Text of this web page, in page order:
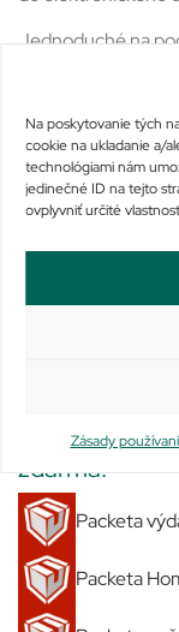
Na poskytovanie tých
cookie na ukladanie a/
technológiami nám
jedinečné ID na tejto
ovplyvniť určité
Zásady
Jednoduché na
vzory pomáha
Jednoduché
byť odoslaná pred
pracovníka alebo
Aplikácia
záruky na
s platnými zákonmi.
Pri nákupe
zdarma.
Packeta
Packeta